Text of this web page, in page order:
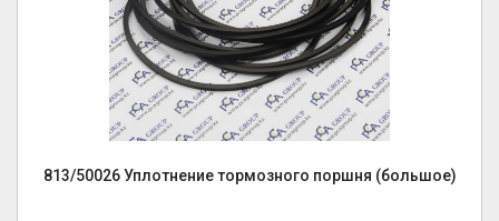
813/50026 Уплотнение тормозного поршня (большое)